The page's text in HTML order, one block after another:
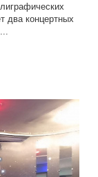
концертных